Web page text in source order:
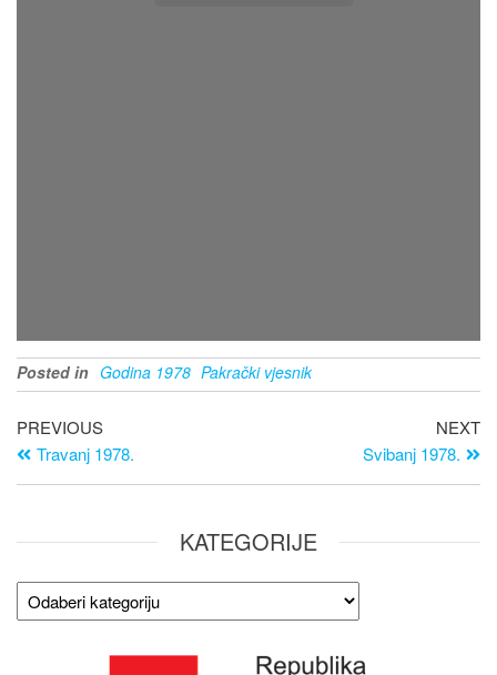
Posted in Godina 1978 Pakrački vjesnik
PREVIOUS
Travanj 1978.
NEXT
Svibanj 1978.
KATEGORIJE